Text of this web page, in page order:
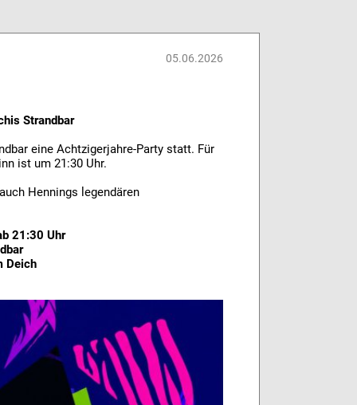
05.06.2026
Strandbar
eine Achtzigerjahre-Party statt. Für
ist um 21:30 Uhr.
Hennings legendären
21:30 Uhr
Deich